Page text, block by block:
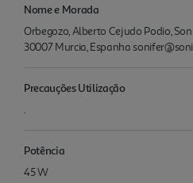
Nome e Morada
Orbegozo, Alberto Cejudo Podio,
30007 Murcia, Espanha
Precauções Utilização
.
Potência
45 W